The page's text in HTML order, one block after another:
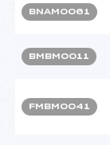
BNAM0061
BMBM0011
FMBM0041